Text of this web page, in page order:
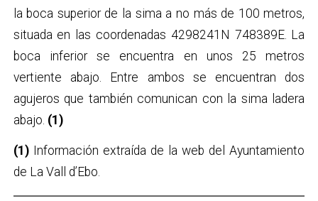
la boca superior de la sima a no más de 100 metros,
situada en las coordenadas 4298241N 748389E. La
boca inferior se encuentra en unos 25 metros
vertiente abajo. Entre ambos se encuentran dos
agujeros que también comunican con la sima ladera
abajo. (1)
(1)Información extraída de la web del Ayuntamiento
de La Vall d’Ebo.